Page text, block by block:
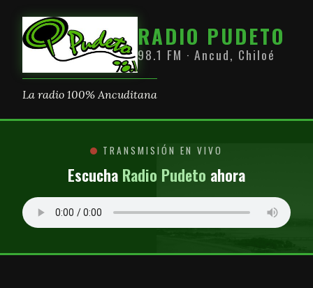
RADIO PUDETO
98.1 FM · Ancud, Chiloé
La radio 100% Ancuditana
TRANSMISIÓN EN VIVO
Escucha Radio Pudeto ahora